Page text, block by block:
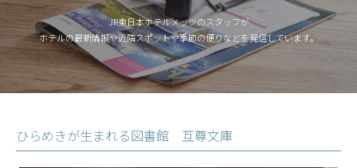
JR東日本ホテルメッツのスタッフが
ホテルの最新情報や近隣スポットや季節の便りなどを発信しています。
ひらめきが生まれる図書館 互尊文庫